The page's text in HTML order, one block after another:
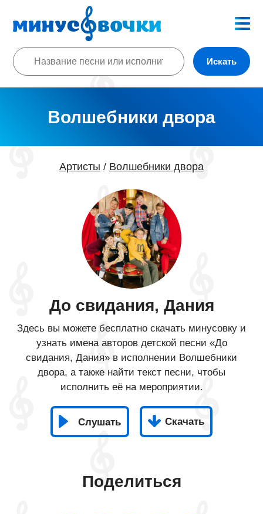
Искать
Волшебники двора
Артисты / Волшебники двора
До свидания, Дания
Здесь вы можете бесплатно скачать минусовку и
узнать имена авторов детской песни «До
свидания, Дания» в исполнении Волшебники
двора, а также найти текст песни, чтобы
исполнить её на мероприятии.
Слушать Скачать
Поделиться